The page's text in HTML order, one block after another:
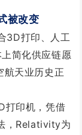
被改变
3D打印、人工
简化供应链愿
航天业历史正
打印机，凭借
，Relativity为